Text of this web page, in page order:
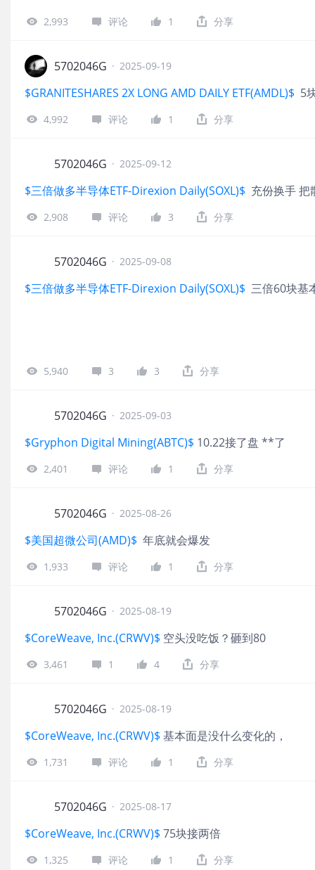
2,993 评论 1 分享
5702046G · 2025-09-19
$GRANITESHARES 2X LONG AMD DAILY ETF(AMDL)$ 5
4,992 评论 1 分享
5702046G · 2025-09-12
$三倍做多半导体ETF-Direxion Daily(SOXL)$ 充份换手 把
2,908 评论 3 分享
5702046G · 2025-09-08
$三倍做多半导体ETF-Direxion Daily(SOXL)$ 三倍60块基
5,940 3 3 分享
5702046G · 2025-09-03
$Gryphon Digital Mining(ABTC)$ 10.22接了盘 **了
2,401 评论 1 分享
5702046G · 2025-08-26
$美国超微公司(AMD)$ 年底就会爆发
1,933 评论 1 分享
5702046G · 2025-08-19
$CoreWeave, Inc.(CRWV)$ 空头没吃饭？砸到80
3,461 1 4 分享
5702046G · 2025-08-19
$CoreWeave, Inc.(CRWV)$ 基本面是没什么变化的，
1,731 评论 1 分享
5702046G · 2025-08-17
$CoreWeave, Inc.(CRWV)$ 75块接两倍
1,325 评论 1 分享